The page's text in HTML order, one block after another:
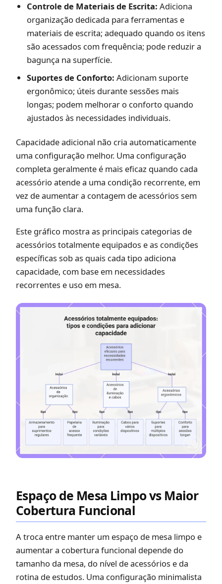
Controle de Materiais de Escrita: Adiciona
organização dedicada para ferramentas e
materiais de escrita; adequado quando os itens
são acessados com frequência; pode reduzir a
bagunça na superfície.
Suportes de Conforto: Adicionam suporte
ergonômico; úteis durante sessões mais
longas; podem melhorar o conforto quando
ajustados às necessidades individuais.
Capacidade adicional não cria automaticamente
uma configuração melhor. Uma configuração
completa geralmente é mais eficaz quando cada
acessório atende a uma condição recorrente, em
vez de aumentar a contagem de acessórios sem
uma função clara.
Este gráfico mostra as principais categorias de
acessórios totalmente equipados e as condições
específicas sob as quais cada tipo adiciona
capacidade, com base em necessidades
recorrentes e uso em mesa.
Espaço de Mesa Limpo vs Maior
Cobertura Funcional
A troca entre manter um espaço de mesa limpo e
aumentar a cobertura funcional depende do
tamanho da mesa, do nível de acessórios e da
rotina de estudos. Uma configuração minimalista